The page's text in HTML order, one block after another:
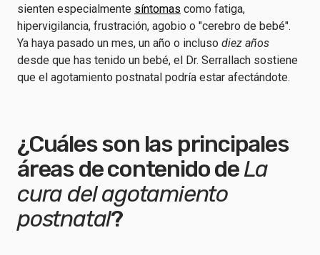
sienten especialmente síntomas como fatiga,
hipervigilancia, frustración, agobio o "cerebro de bebé".
Ya haya pasado un mes, un año o incluso diez años
desde que has tenido un bebé, el Dr. Serrallach sostiene
que el agotamiento postnatal podría estar afectándote.
¿Cuáles son las principales
áreas de contenido deLa
cura del agotamiento
postnatal?